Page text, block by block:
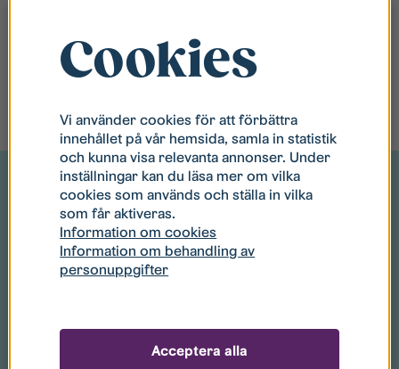
Du kanske också gillar
Cookies
Vi använder cookies för att förbättra
innehållet på vår hemsida, samla in statistik
och kunna visa relevanta annonser. Under
inställningar kan du läsa mer om vilka
cookies som används och ställa in vilka
som får aktiveras.
Information om cookies
Information om behandling av
personuppgifter
Acceptera alla